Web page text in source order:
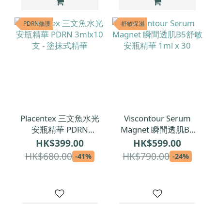
PDRN修護
Placentex 三文魚水光
安瓶精華 PDRN
3mlx10支 - 塗抹式精
華
HK$399.00
HK$680.00 -41%
舒敏保濕
Viscontour Serum
Magnet 瞬間透肌B5
舒敏安瓶精華 1ml x
30
HK$599.00
HK$790.00 -24%